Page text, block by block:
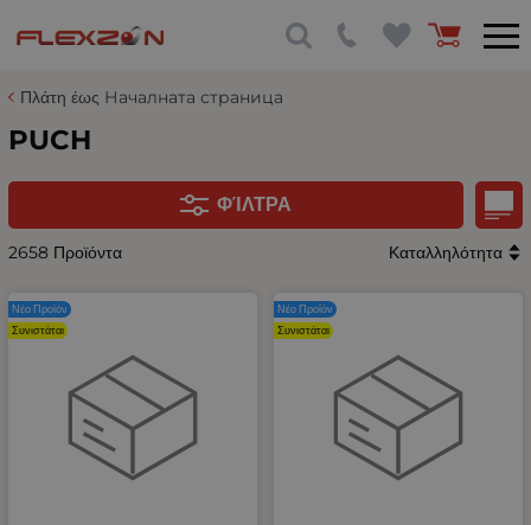
Πλάτη έως Началната страница
PUCH
ΦΊΛΤΡΑ
2658 Προϊόντα Καταλληλότητα
Νέο Προϊόν
Συνιστάται
Νέο Προϊόν
Συνιστάται